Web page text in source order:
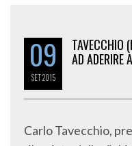
09
SET 2015
TAVECCHIO
AD ADERIRE
Carlo Tavecchio,